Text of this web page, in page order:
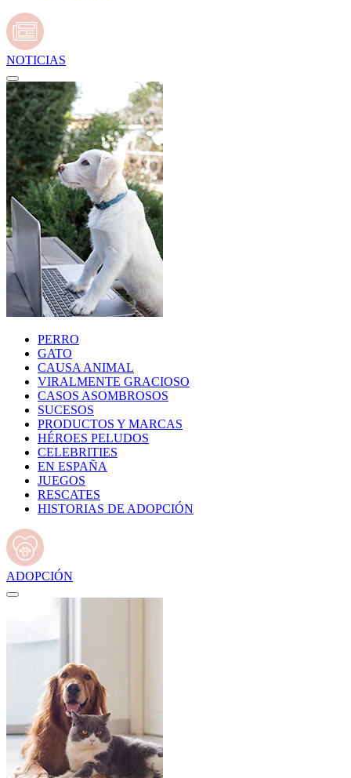
NOTICIAS
PERRO
GATO
CAUSA ANIMAL
VIRALMENTE GRACIOSO
CASOS ASOMBROSOS
SUCESOS
PRODUCTOS Y MARCAS
HÉROES PELUDOS
CELEBRITIES
EN ESPAÑA
JUEGOS
RESCATES
HISTORIAS DE ADOPCIÓN
ADOPCIÓN